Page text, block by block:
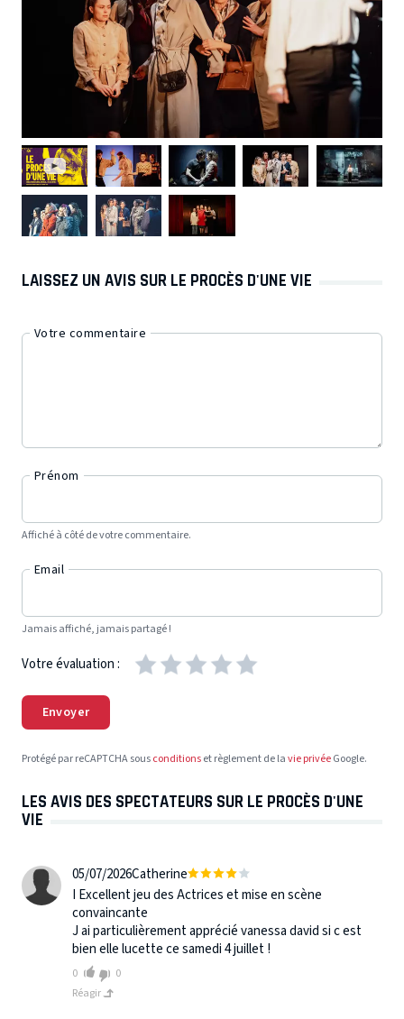
LAISSEZ UN AVIS SUR LE PROCÈS D'UNE VIE
Votre commentaire
Prénom
Affiché à côté de votre commentaire.
Email
Jamais affiché, jamais partagé !
Votre évaluation :
Envoyer
Protégé par reCAPTCHA sousconditionset règlement de lavie privéeGoogle.
LES AVIS DES SPECTATEURS SUR LE PROCÈS D'UNE
VIE
05/07/2026Catherine
I Excellent jeu des Actrices et mise en scène
convaincante
J ai particulièrement apprécié vanessa david si c est
bien elle lucette ce samedi 4 juillet !
0
0
Réagir